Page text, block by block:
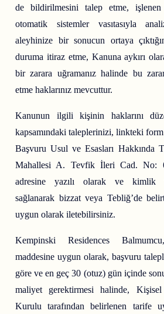
de bildirilmesini talep etme, işlenen
otomatik sistemler vasıtasıyla
aleyhinize bir sonucun ortaya
duruma itiraz etme, Kanuna aykırı
bir zarara uğramanız halinde bu
etme haklarınız mevcuttur.
Kanunun ilgili kişinin haklarını
kapsamındaki taleplerinizi, linkteki
Başvuru Usul ve Esasları Hakkında
Mahallesi A. Tevfik İleri Cad. No:
adresine yazılı olarak ve kimlik
sağlanarak bizzat veya Tebliğ’de
uygun olarak iletebilirsiniz.
Kempinski Residences
maddesine uygun olarak, başvuru
göre ve en geç 30 (otuz) gün içinde
maliyet gerektirmesi halinde,
Kurulu tarafından belirlenen tarife